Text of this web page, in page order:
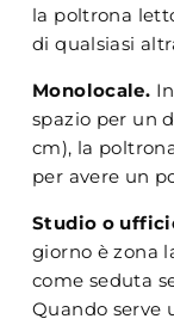
la poltrona
di qualsiasi
Monolocale.
spazio per un
cm), la
per avere un
Studio o
giorno è zona
come seduta
Quando serve